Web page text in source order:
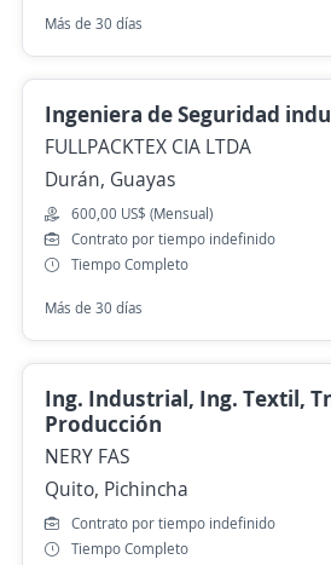
Más de 30 días
Ingeniera de Seguridad
FULLPACKTEX CIA LTDA
Durán, Guayas
600,00 US$ (Mensual)
Contrato por tiempo indefinido
Tiempo Completo
Más de 30 días
Ing. Industrial, Ing. Textil,
Producción
NERY FAS
Quito, Pichincha
Contrato por tiempo indefinido
Tiempo Completo